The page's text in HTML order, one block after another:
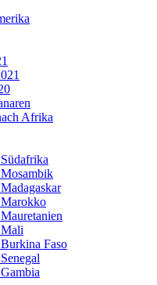
Afrika
Marokko
Faso